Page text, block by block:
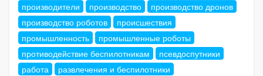
производители
производство
производство дронов
производство роботов
происшествия
промышленность
промышленные роботы
противодействие беспилотникам
псевдоспутники
работа
развлечения и беспилотники